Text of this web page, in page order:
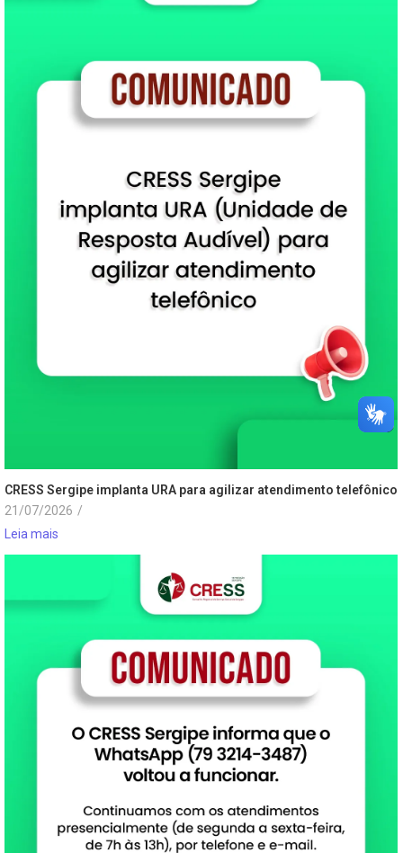
CRESS Sergipe implanta URA para agilizar atendimento telefônico
21/07/2026 /
Leia mais